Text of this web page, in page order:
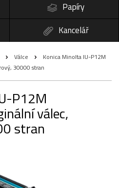
Papíry
Kancelář
Válce
Konica Minolta IU-P12M
30000 stran
P12M
válec,
stran